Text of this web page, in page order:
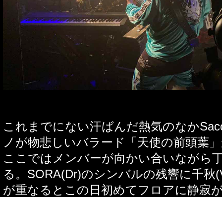
これまでにない汗ばんだ熱気のなか
ノが物悲しいバラード「天使の前頭葉
ここではメンバーが向かい合いながら
る。 SORA(Dr)のシンバルの残響に千秋
が重なるとこの日初めてフロアに静寂